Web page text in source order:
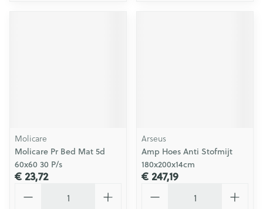
Molicare
Molicare Pr Bed Mat 5d
60x60 30 P/s
€ 23,72
Arseus
Amp Hoes Anti Stofmijt
180x200x14cm
€ 247,19